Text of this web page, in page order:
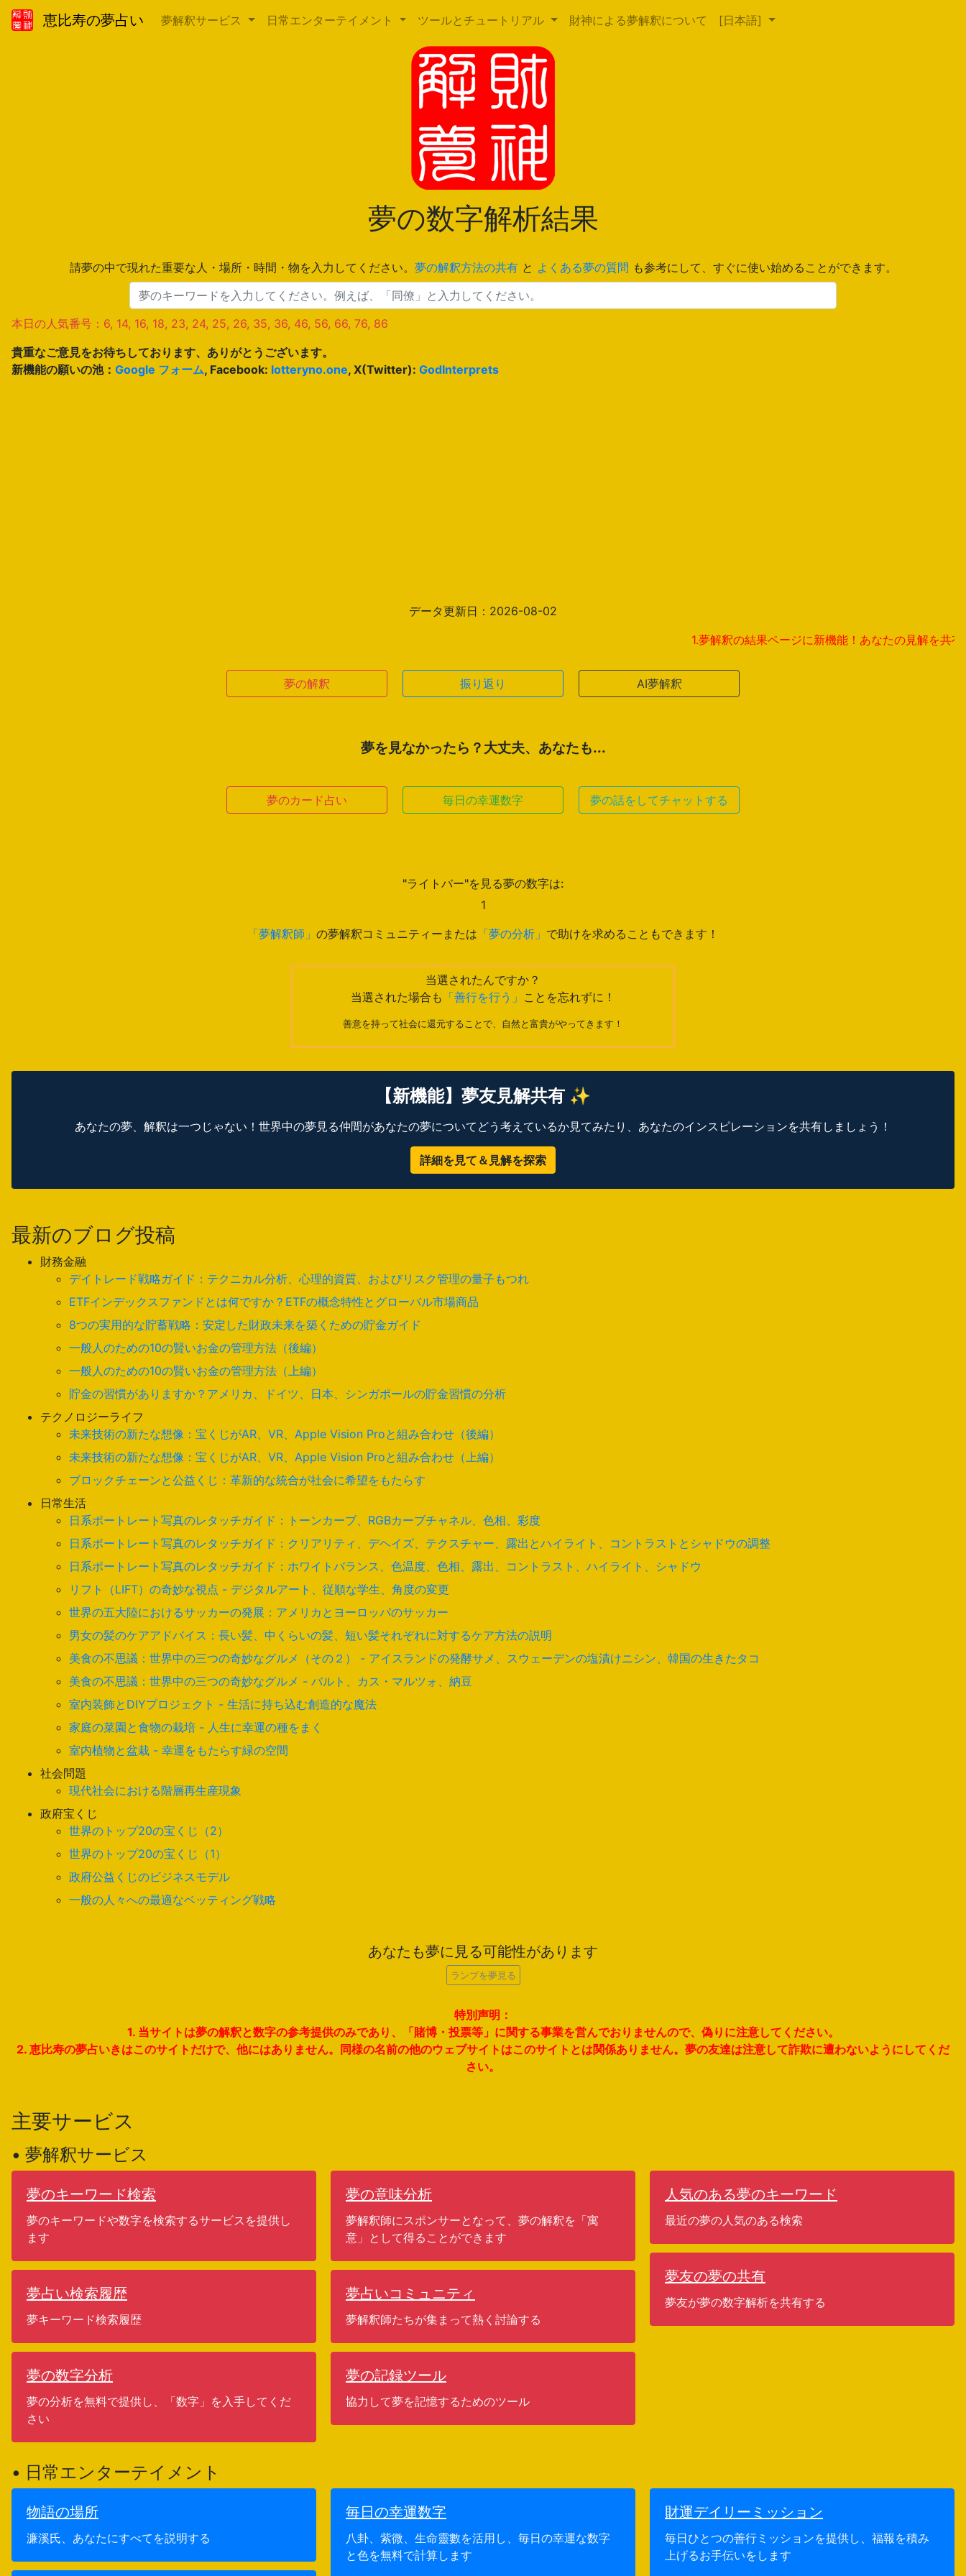
恵比寿の夢占い 夢解釈サービス 日常エンターテイメント ツールとチュートリアル 財神による夢解釈について [日本語]
夢の数字解析結果
請夢の中で現れた重要な人・場所・時間・物を入力してください。 夢の解釈方法の共有と よくある夢の質問 も参考にして、すぐに使い始めることができます。
本日の人気番号：6, 14, 16, 18, 23, 24, 25, 26, 35, 36, 46, 56, 66, 76, 86
貴重なご意見をお待ちしております、ありがとうございます。
新機能の願いの池： Google フォーム, Facebook: lotteryno.one, X(Twitter): GodInterprets
データ更新日：2026-08-02
1.夢解釈の結果ページに新機能！あなたの見解を共有し、
夢の解釈 振り返り AI夢解釈
夢を見なかったら？大丈夫、あなたも...
夢のカード占い 毎日の幸運数字 夢の話をしてチャットする
"ライトバー"を見る夢の数字は:
1
「夢解釈師」 の夢解釈コミュニティーまたは 「夢の分析」 で助けを求めることもできます！
当選されたんですか？
当選された場合も 「善行を行う」 ことを忘れずに！
善意を持って社会に還元することで、自然と富貴がやってきます！
【新機能】夢友見解共有 ✨
あなたの夢、解釈は一つじゃない！世界中の夢見る仲間があなたの夢についてどう考えているか見てみたり、あなたのインスピレーションを共有しましょう！
詳細を見て＆見解を探索
最新のブログ投稿
財務金融
デイトレード戦略ガイド：テクニカル分析、心理的資質、およびリスク管理の量子もつれ
ETFインデックスファンドとは何ですか？ETFの概念特性とグローバル市場商品
8つの実用的な貯蓄戦略：安定した財政未来を築くための貯金ガイド
一般人のための10の賢いお金の管理方法（後編）
一般人のための10の賢いお金の管理方法（上編）
貯金の習慣がありますか？アメリカ、ドイツ、日本、シンガポールの貯金習慣の分析
テクノロジーライフ
未来技術の新たな想像：宝くじがAR、VR、Apple Vision Proと組み合わせ（後編）
未来技術の新たな想像：宝くじがAR、VR、Apple Vision Proと組み合わせ（上編）
ブロックチェーンと公益くじ：革新的な統合が社会に希望をもたらす
日常生活
日系ポートレート写真のレタッチガイド：トーンカーブ、RGBカーブチャネル、色相、彩度
日系ポートレート写真のレタッチガイド：クリアリティ、デヘイズ、テクスチャー、露出とハイライト、コントラストとシャドウの調整
日系ポートレート写真のレタッチガイド：ホワイトバランス、色温度、色相、露出、コントラスト、ハイライト、シャドウ
リフト（LIFT）の奇妙な視点 - デジタルアート、従順な学生、角度の変更
世界の五大陸におけるサッカーの発展：アメリカとヨーロッパのサッカー
男女の髪のケアアドバイス：長い髪、中くらいの髪、短い髪それぞれに対するケア方法の説明
美食の不思議：世界中の三つの奇妙なグルメ（その２） - アイスランドの発酵サメ、スウェーデンの塩漬けニシン、韓国の生きたタコ
美食の不思議：世界中の三つの奇妙なグルメ - バルト、カス・マルツォ、納豆
室内装飾とDIYプロジェクト - 生活に持ち込む創造的な魔法
家庭の菜園と食物の栽培 - 人生に幸運の種をまく
室内植物と盆栽 - 幸運をもたらす緑の空間
社会問題
現代社会における階層再生産現象
政府宝くじ
世界のトップ20の宝くじ（2）
世界のトップ20の宝くじ（1）
政府公益くじのビジネスモデル
一般の人々への最適なベッティング戦略
あなたも夢に見る可能性があります
ランプを夢見る
特別声明：
1. 当サイトは夢の解釈と数字の参考提供のみであり、「賭博・投票等」に関する事業を営んでおりませんので、偽りに注意してください。
2. 恵比寿の夢占いきはこのサイトだけで、他にはありません。同様の名前の他のウェブサイトはこのサイトとは関係ありません。夢の友達は注意して詐欺に遭わないようにしてくだ
さい。
主要サービス
• 夢解釈サービス
夢のキーワード検索
夢のキーワードや数字を検索するサービスを提供し
ます
夢占い検索履歴
夢キーワード検索履歴
夢の数字分析
夢の分析を無料で提供し、「数字」を入手してくだ
さい
夢の意味分析
夢解釈師にスポンサーとなって、夢の解釈を「寓
意」として得ることができます
夢占いコミュニティ
夢解釈師たちが集まって熱く討論する
夢の記録ツール
協力して夢を記憶するためのツール
人気のある夢のキーワード
最近の夢の人気のある検索
夢友の夢の共有
夢友が夢の数字解析を共有する
• 日常エンターテイメント
物語の場所
濂溪氏、あなたにすべてを説明する
毎日の幸運数字
八卦、紫微、生命靈數を活用し、毎日の幸運な数字
と色を無料で計算します
財運デイリーミッション
毎日ひとつの善行ミッションを提供し、福報を積み
上げるお手伝いをします